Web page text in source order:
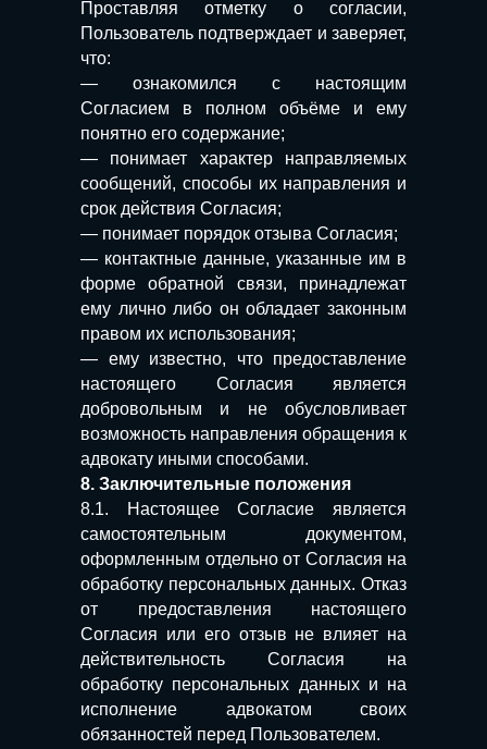
Проставляя отметку о согласии,
Пользователь подтверждает и заверяет,
что:
— ознакомился с настоящим
Согласием в полном объёме и ему
понятно его содержание;
— понимает характер направляемых
сообщений, способы их направления и
срок действия Согласия;
— понимает порядок отзыва Согласия;
— контактные данные, указанные им в
форме обратной связи, принадлежат
ему лично либо он обладает законным
правом их использования;
— ему известно, что предоставление
настоящего Согласия является
добровольным и не обусловливает
возможность направления обращения к
адвокату иными способами.
8. Заключительные положения
8.1. Настоящее Согласие является
самостоятельным документом,
оформленным отдельно от Согласия на
обработку персональных данных. Отказ
от предоставления настоящего
Согласия или его отзыв не влияет на
действительность Согласия на
обработку персональных данных и на
исполнение адвокатом своих
обязанностей перед Пользователем.
© 2004-2025, Адвокат в Краснодаре,
Все права защищены.
Информация на сайте носит справочный
характер и не является публичной
офертой или гарантией исхода дела.
Итог зависит от обстоятельств
конкретного дела.
Адвокат Антонов Александр Владимирович
Регистрационный номер №23/4621 в
реестре адвокатов Краснодарского края
Политика конфиденциальности
Согласие на обработку персональных данных
Согласие на получение рекламно-информационных
сообщений